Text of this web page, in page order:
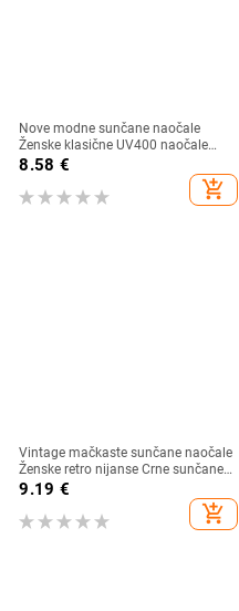
Nove modne sunčane naočale
Ženske klasične UV400 naočale
Vintage luksuzni dizajn Gafas De
8.58 €
add_shopping_cart
Vintage mačkaste sunčane naočale
Ženske retro nijanse Crne sunčane
naočale Ženske modne male okvire
Ogledalo kvadrat Oculos De Sol
9.19 €
add_shopping_cart